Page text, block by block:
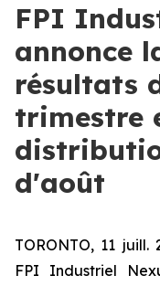
FPI
annonce
résultats
trimestre
d'août
TORONTO, 11 juill.
FPI Industriel